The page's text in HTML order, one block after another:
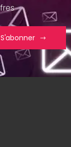
S'abonner